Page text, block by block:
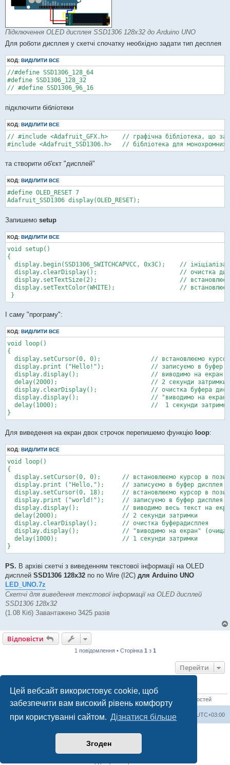
Цей вебсайт використовує cookie, щоб
забезпечити вам високий рівень комфорту
при користуванні сайтом. Дізнатися більше
Згоден
Підключення OLED дисплея SSD1306 128х32 до Arduino UNO
Для роботи дисплея у скетчі спочатку необхідно задати тип десплея
КОД: ВИДІЛИТИ ВСЕ
//#define SSD1306_128_64
#define SSD1306_128_32
// #define SSD1306_96_16
підключити бібліотеки
КОД: ВИДІЛИТИ ВСЕ
// #include <Adafruit_GFX.h>	// графічна бібліотека, що забезпечує основний набір (точки, лінії, кола тощо)
#include <Adafruit_SSD1306.h>	// бібліотека
та створити об'єкт "дисплей"
КОД: ВИДІЛИТИ ВСЕ
#define OLED_RESET 7
Adafruit_SSD1306 display(OLED_RESET);
Запишемо setup
КОД: ВИДІЛИТИ ВСЕ
void setup()
{
  display.begin(SSD1306_SWITCHCAPVCC, 0x3C);	// ініціалізація дисплея по інтерфейсу I2C, адреса 0x3C
  display.clearDisplay();			// очистка дисплея
  display.setTextSize(2);			// встановлюємо розмір шрифту
  display.setTextColor(WHITE);			// встановлюємо колір шрифту
}
І саму "програму":
КОД: ВИДІЛИТИ ВСЕ
void loop()
{
  display.setCursor(0, 0);		// встановлюємо курсор в позицію X = 0; Y = 0 (лівий верхній кут)
  display.print ("Hello!");		// записуємо в буфер дисплея необхідний текст
  display.display();			// виводимо на екран
  delay(2000);				// 2 секунди затримки
  display.clearDisplay();		// очистка буфера дисплея
  display.display();			// "виводимо на екран" (очищаємо дисплей)
  delay(1000);				//  1 секунди затримки
}
Для виведення на екран двох строчок перепишемо функцію loop:
КОД: ВИДІЛИТИ ВСЕ
void loop()
{
  display.setCursor(0, 0);	// встановлюємо курсор в позицію X = 0; Y = 0
  display.print ("Hello,");	// записуємо в буфер дисплея першу строку
  display.setCursor(0, 18);	// встановлюємо курсор в позицію  X = 0; Y = 18
  display.print ("world!");	// записуємо в буфер дисплея другу строку
  display.display();		// виводимо весь текст на екран
  delay(2000);			// 2 секунди затримки
  display.clearDisplay();	// очистка буферадисплея
  display.display();		// "виводимо на екран" (очищаємо дисплей)
  delay(1000);			// 1 секунди затримки
}
PS. В архіві скетчі з виведенням текстової інформації на OLED
дисплей SSD1306 128х32 по по Wire (I2C) для Arduino UNO
LED_UNO.7z
Скетчі для виведення текстової інформації на OLED дисплей
SSD1306 128х32
(1.08 Кіб) Завантажено 3425 разів
Відповісти
1 повідомлення • Сторінка 1 з 1
Перейти
ХТО ЗАРАЗ ОНЛАЙН
Зараз переглядають цей форум: Немає зареєстрованих користувачів і 3 гостей
Список форумів Часовий пояс UTC+03:00
Працює наphpBB® Forum Software © phpBB Limited
Український переклад © 2005-2023